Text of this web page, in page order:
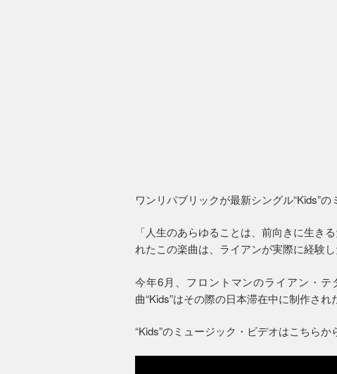
ワンリパブリックが最新シングル“Kids”
「人生のあらゆることは、前向きに生き
れたこの楽曲は、ライアンが実際に経験
今年6月、フロントマンのライアン・
曲“Kids”はその際の日本滞在中に制作され
“Kids”のミュージック・ビデオはこちらか